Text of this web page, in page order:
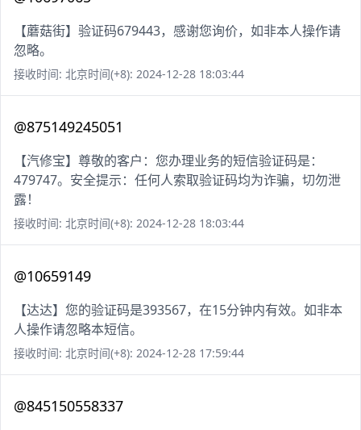
【蘑菇街】验证码679443，感谢您询价，如非本人操作请
忽略。
接收时间: 北京时间(+8): 2024-12-28 18:03:44
@875149245051
【汽修宝】尊敬的客户：您办理业务的短信验证码是：
479747。安全提示：任何人索取验证码均为诈骗，切勿泄
露！
接收时间: 北京时间(+8): 2024-12-28 18:03:44
@10659149
【达达】您的验证码是393567，在15分钟内有效。如非本
人操作请忽略本短信。
接收时间: 北京时间(+8): 2024-12-28 17:59:44
@845150558337